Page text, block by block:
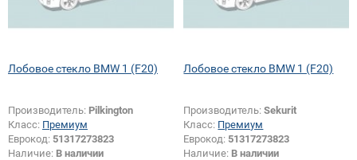
Лобовое стекло BMW 1 (F20)
Производитель: Pilkington
Класс: Премиум
Еврокод: 51317273823
Наличие: В наличии
Лобовое стекло BMW 1 (F20)
Производитель:Sekurit
Класс: Премиум
Еврокод: 51317273823
Наличие: В наличии